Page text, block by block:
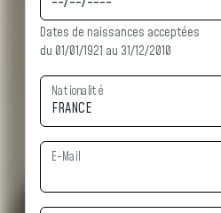
Dates de naissances acceptées
du 01/01/1921 au 31/12/2010
Nationalité
E-Mail